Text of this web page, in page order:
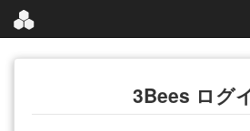
3Bees ログ